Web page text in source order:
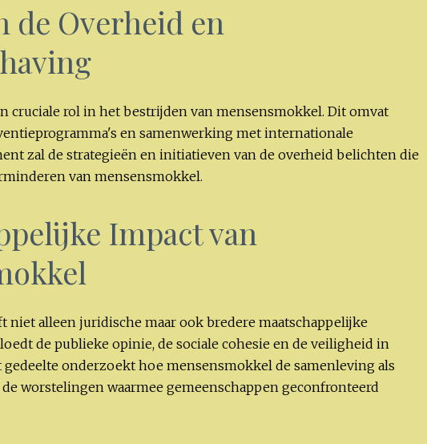
de Overheid en
cruciale rol in het bestrijden van mensensmokkel. Dit omvat
en samenwerking met internationale
zal de strategieën en initiatieven van de overheid belichten die
van mensensmokkel.
Impact van
niet alleen juridische maar ook bredere maatschappelijke
de publieke opinie, de sociale cohesie en de veiligheid in
gedeelte onderzoekt hoe mensensmokkel de samenleving als
worstelingen waarmee gemeenschappen geconfronteerd